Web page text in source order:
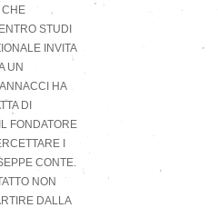
CHE
STUDI
INVITA
UN
HA
DI
FONDATORE
I
CONTE.
NON
DALLA